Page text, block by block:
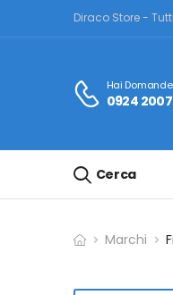
Diraco Store -
Hai
0924
Cerca
Marchi